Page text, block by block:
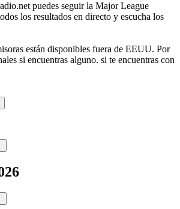
puedes seguir la Major League
los resultados en directo y escucha los
están disponibles fuera de EEUU. Por
si encuentras alguno. si te encuentras con